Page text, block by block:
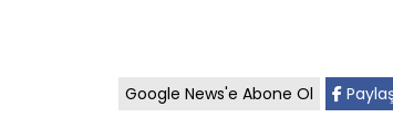
Google News'e Abone Ol